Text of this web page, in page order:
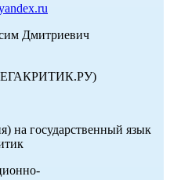
Дмитриевич
на государственный язык